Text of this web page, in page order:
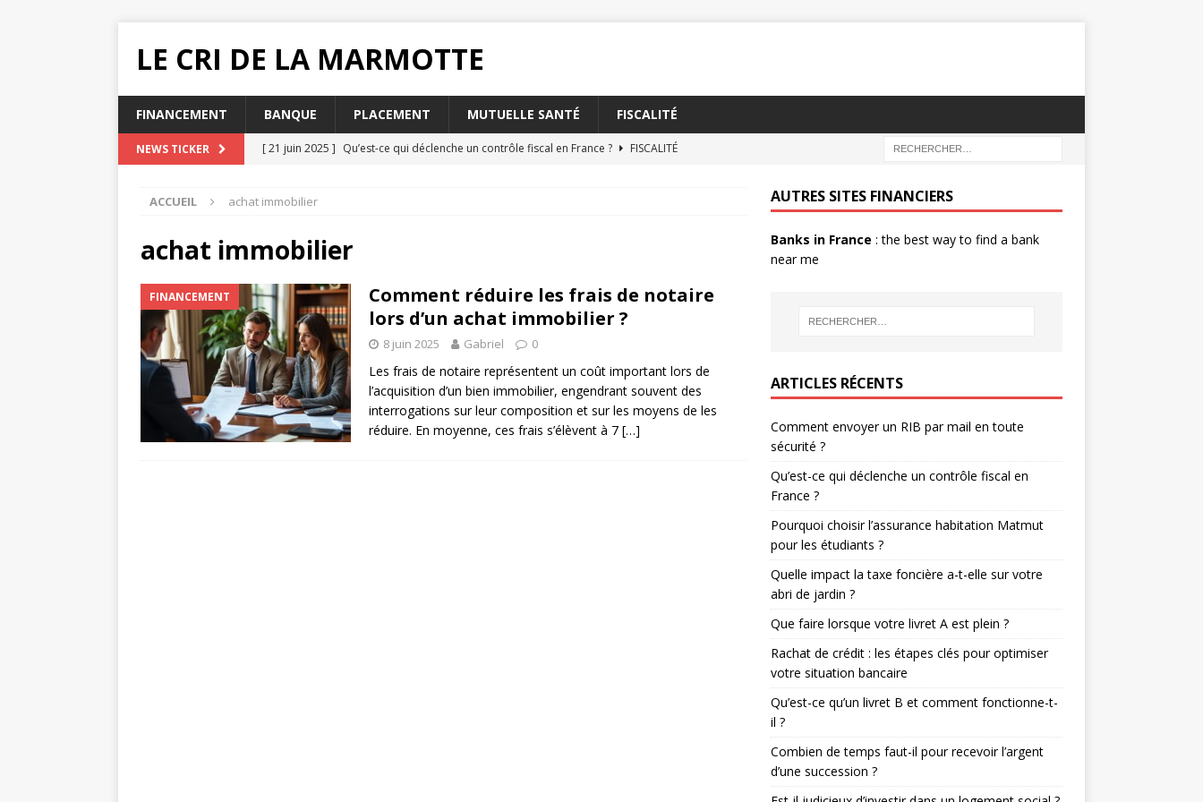
LE CRI DE LA MARMOTTE
FINANCEMENT BANQUE PLACEMENT MUTUELLE SANTÉ FISCALITÉ
NEWS TICKER [ 21 juin 2025 ] Qu’est-ce qui déclenche un contrôle fiscal en France ?
FISCALITÉ
MUTUELLE SANTÉ
[ 19 juin 2025 ]
[ 31 juillet 2025 ]
Comment envoyer un RIB par mail en toute sécurité ? QUOTIDIEN
ACCUEIL achat immobilier
achat immobilier
FINANCEMENT
Comment réduire les frais de notaire
lors d’un achat immobilier ?
8 juin 2025 Gabriel 0
Les frais de notaire représentent un coût important lors de
l’acquisition d’un bien immobilier, engendrant souvent des
interrogations sur leur composition et sur les moyens de les
réduire. En moyenne, ces frais s’élèvent à 7 […]
AUTRES SITES FINANCIERS
Banks in France : the best way to find a bank
near me
ARTICLES RÉCENTS
Comment envoyer un RIB par mail en toute
sécurité ?
Qu’est-ce qui déclenche un contrôle fiscal en
France ?
Pourquoi choisir l’assurance habitation Matmut
pour les étudiants ?
Quelle impact la taxe foncière a-t-elle sur votre
abri de jardin ?
Que faire lorsque votre livret A est plein ?
Rachat de crédit : les étapes clés pour optimiser
votre situation bancaire
Qu’est-ce qu’un livret B et comment fonctionne-t-
il ?
Combien de temps faut-il pour recevoir l’argent
d’une succession ?